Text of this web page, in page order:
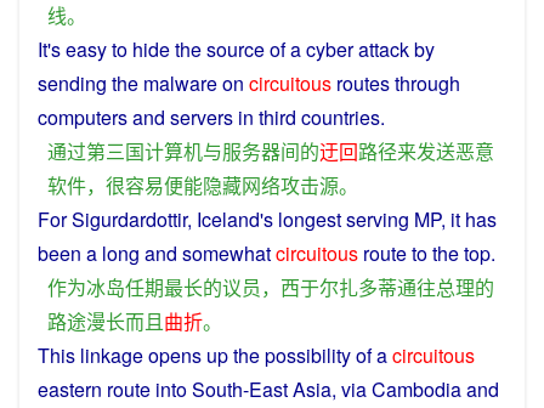
线。
It'seasyto hidethesourceof acyberattackby
sending the malwareon circuitous routesthrough
computersand servers in third countries.
通过第三国计算机与服务器间的迂回路径来发送恶意
软件， 很容易便能隐藏网络攻击源。
For Sigurdardottir, Iceland's longestserving MP, it has
been a long and somewhatcircuitous routetothetop.
作为冰岛任期最长的议员， 西于尔扎多蒂通往总理的
路途漫长而且曲折。
This linkageopens upthe possibilityofacircuitous
eastern route intoSouth-EastAsia, viaCambodiaand